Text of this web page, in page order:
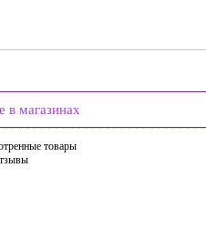
в магазинах
товары